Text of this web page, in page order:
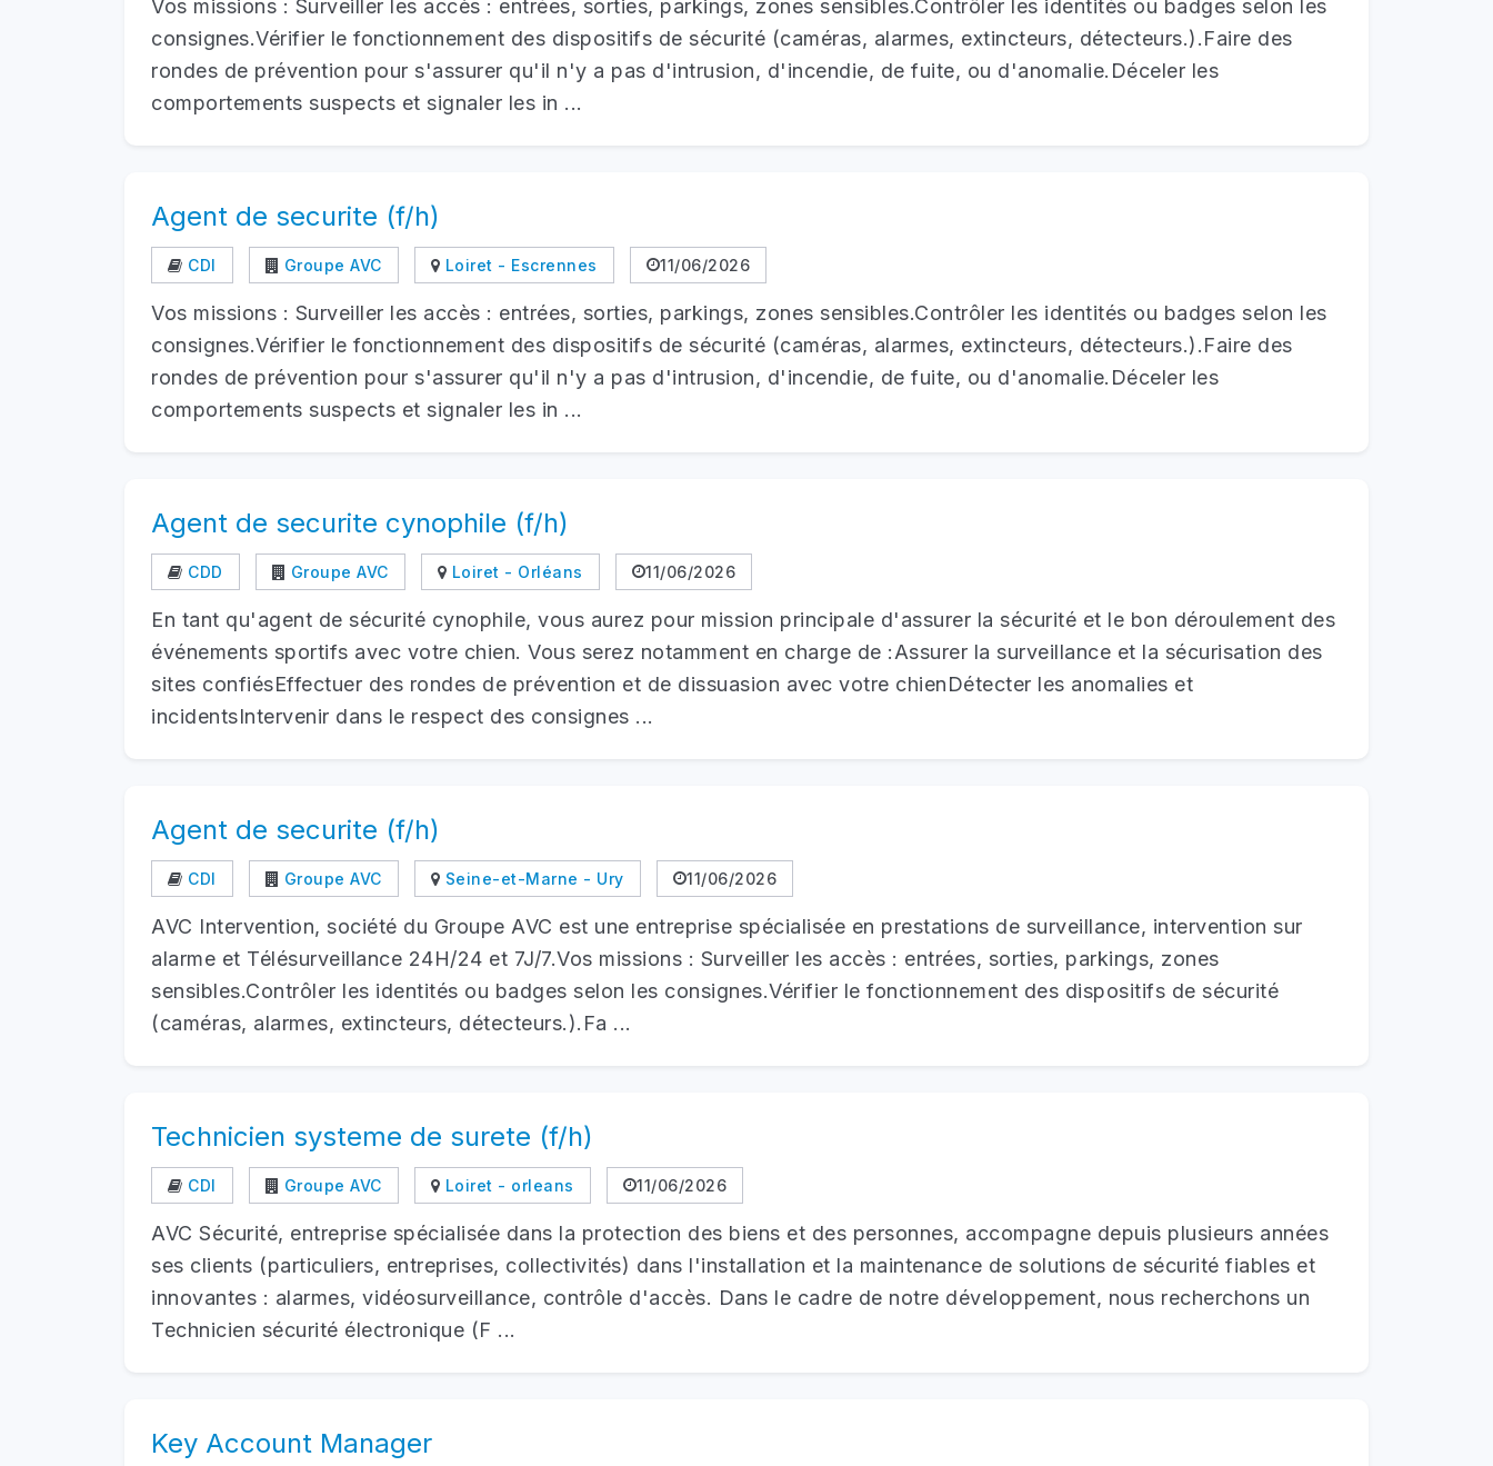
Vos missions : Surveiller les accès : entrées, sorties, parkings, zones sensibles.Contrôler les identités ou badges selon les
consignes.Vérifier le fonctionnement des dispositifs de sécurité (caméras, alarmes, extincteurs, détecteurs.).Faire des
rondes de prévention pour s'assurer qu'il n'y a pas d'intrusion, d'incendie, de fuite, ou d'anomalie.Déceler les
comportements suspects et signaler les in ...
Agent de securite (f/h)
CDI Groupe AVC Loiret - Escrennes 11/06/2026
Vos missions : Surveiller les accès : entrées, sorties, parkings, zones sensibles.Contrôler les identités ou badges selon les
consignes.Vérifier le fonctionnement des dispositifs de sécurité (caméras, alarmes, extincteurs, détecteurs.).Faire des
rondes de prévention pour s'assurer qu'il n'y a pas d'intrusion, d'incendie, de fuite, ou d'anomalie.Déceler les
comportements suspects et signaler les in ...
Agent de securite cynophile (f/h)
CDD Groupe AVC Loiret - Orléans 11/06/2026
En tant qu'agent de sécurité cynophile, vous aurez pour mission principale d'assurer la sécurité et le bon déroulement des
événements sportifs avec votre chien. Vous serez notamment en charge de :Assurer la surveillance et la sécurisation des
sites confiésEffectuer des rondes de prévention et de dissuasion avec votre chienDétecter les anomalies et
incidentsIntervenir dans le respect des consignes ...
Agent de securite (f/h)
CDI Groupe AVC Seine-et-Marne - Ury 11/06/2026
AVC Intervention, société du Groupe AVC est une entreprise spécialisée en prestations de surveillance, intervention sur
alarme et Télésurveillance 24H/24 et 7J/7.Vos missions : Surveiller les accès : entrées, sorties, parkings, zones
sensibles.Contrôler les identités ou badges selon les consignes.Vérifier le fonctionnement des dispositifs de sécurité
(caméras, alarmes, extincteurs, détecteurs.).Fa ...
Technicien systeme de surete (f/h)
CDI Groupe AVC Loiret - orleans 11/06/2026
AVC Sécurité, entreprise spécialisée dans la protection des biens et des personnes, accompagne depuis plusieurs années
ses clients (particuliers, entreprises, collectivités) dans l'installation et la maintenance de solutions de sécurité fiables et
innovantes : alarmes, vidéosurveillance, contrôle d'accès. Dans le cadre de notre développement, nous recherchons un
Technicien sécurité électronique (F ...
Key Account Manager